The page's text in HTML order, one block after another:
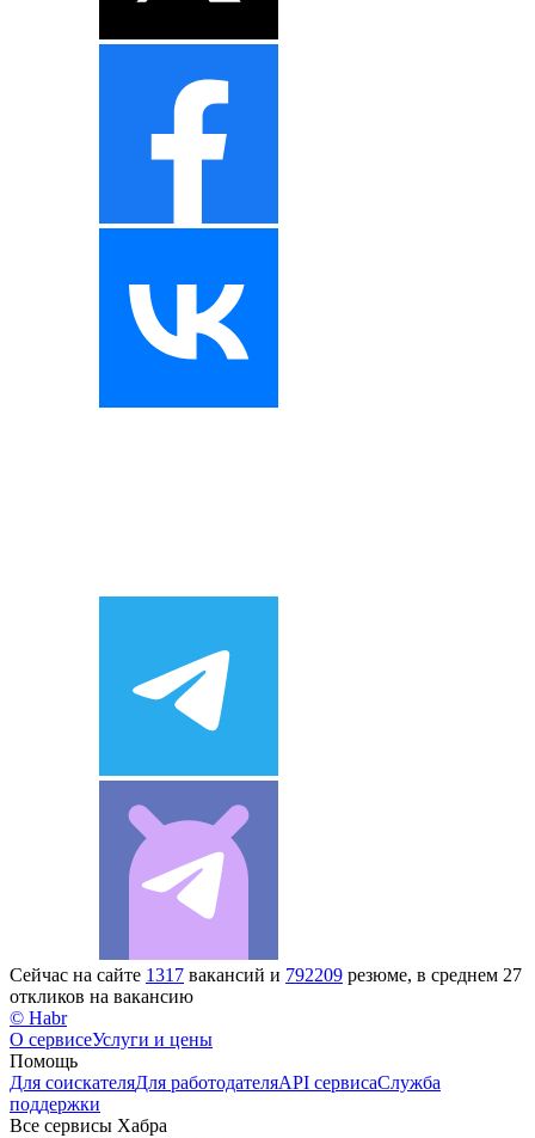
Сейчас на сайте 1317 вакансий и 792209 резюме, в среднем 27
откликов на вакансию
© Habr
О сервисеУслуги и цены
Помощь
Для соискателяДля работодателяAPI сервисаСлужба
поддержки
Все сервисы Хабра